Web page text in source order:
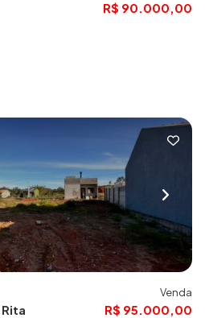
R$ 90.000,00
Venda
R$ 95.000,00